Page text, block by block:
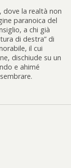
dove la realtà non
paranoica del
a chi già
di destra” di
il cui
dischiude su un
e ahimé